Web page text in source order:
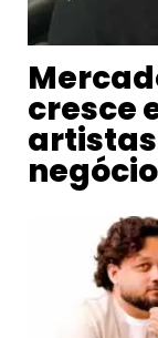
cresce